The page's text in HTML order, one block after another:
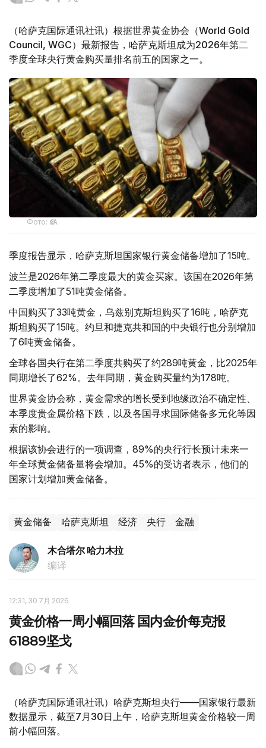
（哈萨克国际通讯社讯）根据世界黄金协会（World Gold
Council, WGC）最新报告，哈萨克斯坦成为2026年第二
季度全球央行黄金购买量排名前五的国家之一。
Фото: ӨзА
季度报告显示，哈萨克斯坦国家银行黄金储备增加了15吨。
波兰是2026年第二季度最大的黄金买家。该国在2026年第
二季度增加了51吨黄金储备。
中国购买了33吨黄金，乌兹别克斯坦购买了16吨，哈萨克
斯坦购买了15吨。约旦和捷克共和国的中央银行也分别增加
了6吨黄金储备。
全球各国央行在第二季度共购买了约289吨黄金，比2025年
同期增长了62%。去年同期，黄金购买量约为178吨。
世界黄金协会称，黄金需求的增长受到地缘政治不确定性、
本季度贵金属价格下跌，以及各国寻求国际储备多元化等因
素的影响。
根据该协会进行的一项调查，89%的央行行长预计未来一
年全球黄金储备量将会增加。45%的受访者表示，他们的
国家计划增加黄金储备。
黄金储备 哈萨克斯坦 经济 央行 金融
木合塔尔 哈力木拉
编译
12:31, 30 7月 2026
黄金价格一周小幅回落 国内金价每克报
61889坚戈
（哈萨克国际通讯社讯）哈萨克斯坦央行——国家银行最新
数据显示，截至7月30日上午，哈萨克斯坦黄金价格较一周
前小幅回落。